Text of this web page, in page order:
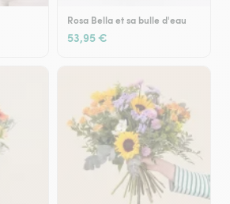
Rosa Bella et sa bulle d'eau
53,95 €